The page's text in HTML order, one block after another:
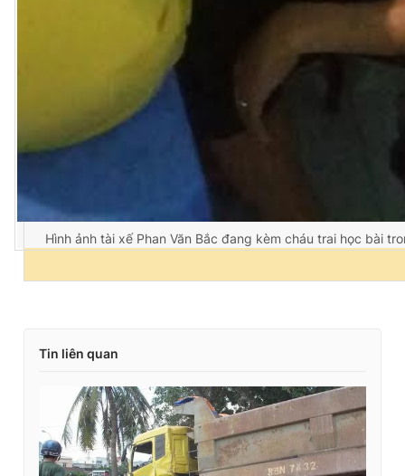
Hình ảnh tài xế Phan Văn Bắc đang kèm cháu trai học bài
Tin liên quan